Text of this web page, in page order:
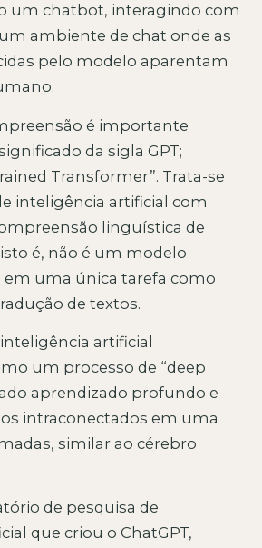
um chatbot, interagindo com
ambiente de chat onde as
pelo modelo aparentam
é importante
da sigla GPT;
Transformer”. Trata-se
inteligência artificial com
linguística de
é, não é um modelo
uma única tarefa como
de textos.
artificial
um processo de “deep
aprendizado profundo e
intraconectados em uma
similar ao cérebro
de pesquisa de
que criou o ChatGPT,